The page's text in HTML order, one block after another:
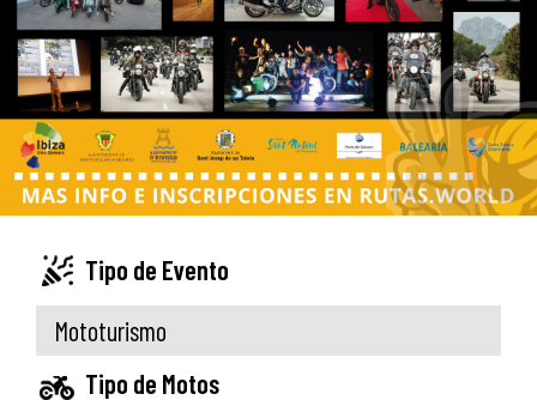
Tipo de Evento
Mototurismo
Tipo de Motos